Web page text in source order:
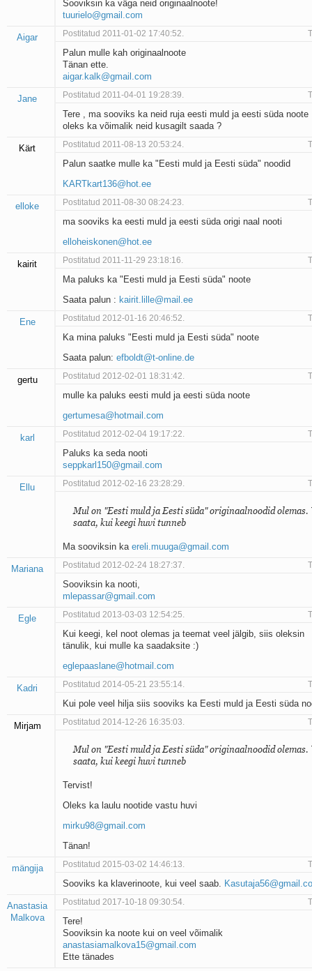
Sooviksin ka väga neid originaalnoote!
tuurielo@gmail.com
Aigar Postitatud 2011-01-02 17:40:52.
Palun mulle kah originaalnoote
Tänan ette.
aigar.kalk@gmail.com
Jane Postitatud 2011-04-01 19:28:39.
Tere , ma sooviks ka neid ruja eesti muld ja eesti süda noote
oleks ka võimalik neid kusagilt saada ?
Kärt Postitatud 2011-08-13 20:53:24.
Palun saatke mulle ka "Eesti muld ja Eesti süda" noodid
KARTkart136@hot.ee
elloke Postitatud 2011-08-30 08:24:23.
ma sooviks ka eesti muld ja eesti süda origi naal nooti
elloheiskonen@hot.ee
kairit Postitatud 2011-11-29 23:18:16.
Ma paluks ka "Eesti muld ja Eesti süda" noote
Saata palun : kairit.lille@mail.ee
Ene Postitatud 2012-01-16 20:46:52.
Ka mina paluks "Eesti muld ja Eesti süda" noote
Saata palun: efboldt@t-online.de
gertu Postitatud 2012-02-01 18:31:42.
mulle ka paluks eesti muld ja eesti süda noote
gertumesa@hotmail.com
karl Postitatud 2012-02-04 19:17:22.
Paluks ka seda nooti
seppkarl150@gmail.com
Ellu Postitatud 2012-02-16 23:28:29.
Mul on "Eesti muld ja Eesti süda" originaalnoodid olemas.
saata, kui keegi huvi tunneb
Ma sooviksin ka ereli.muuga@gmail.com
Mariana Postitatud 2012-02-24 18:27:37.
Sooviksin ka nooti,
mlepassar@gmail.com
Egle Postitatud 2013-03-03 12:54:25.
Kui keegi, kel noot olemas ja teemat veel jälgib, siis oleksin
tänulik, kui mulle ka saadaksite :)
eglepaaslane@hotmail.com
Kadri Postitatud 2014-05-21 23:55:14.
Kui pole veel hilja siis sooviks ka Eesti muld ja Eesti süda
Mirjam Postitatud 2014-12-26 16:35:03.
Mul on "Eesti muld ja Eesti süda" originaalnoodid olemas.
saata, kui keegi huvi tunneb
Tervist!
Oleks ka laulu nootide vastu huvi
mirku98@gmail.com
Tänan!
mängija Postitatud 2015-03-02 14:46:13.
Sooviks ka klaverinoote, kui veel saab.
Anastasia
Malkova
Postitatud 2017-10-18 09:30:54.
Tere!
Sooviksin ka noote kui on veel võimalik
anastasiamalkova15@gmail.com
Ette tänades